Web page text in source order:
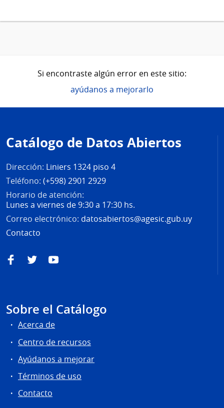
Si encontraste algún error en este sitio:
ayúdanos a mejorarlo
de
página
Catálogo de Datos Abiertos
Dirección: Liniers 1324 piso 4
Teléfono: (+598) 2901 2929
Horario de atención:
Lunes a viernes de 9:30 a 17:30 hs.
Correo electrónico: datosabiertos@agesic.gub.uy
Contacto
FacebookTwitterYouTube
Sobre el Catálogo
Acerca de
Centro de recursos
Ayúdanos a mejorar
Términos de uso
Contacto